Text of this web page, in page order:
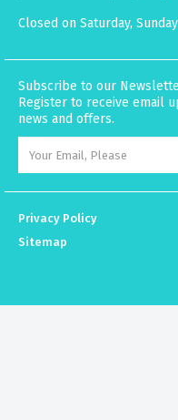
Closed on Saturday,
Subscribe to our
Register to receive email
news and offers.
Privacy Policy
Sitemap